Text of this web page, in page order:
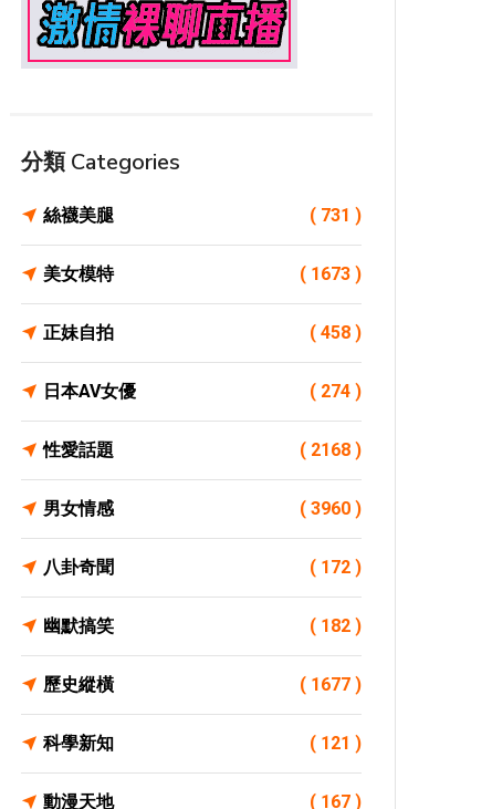
分類 Categories
絲襪美腿 ( 731 )
美女模特 ( 1673 )
正妹自拍 ( 458 )
日本AV女優 ( 274 )
性愛話題 ( 2168 )
男女情感 ( 3960 )
八卦奇聞 ( 172 )
幽默搞笑 ( 182 )
歷史縱橫 ( 1677 )
科學新知 ( 121 )
動漫天地 ( 167 )